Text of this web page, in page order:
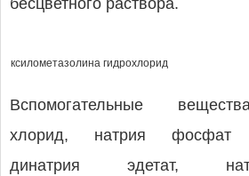
бесцветного раствора.
ксилометазолина гидрохлорид
Вспомогательные
хлорид, натрия фосфат
динатрия эдетат,